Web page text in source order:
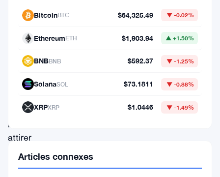
tokenisés,
actions
américaines,
conçus
spécifiquement
attirer
investisseurs
BitcoinBTC $64,325.49 ▼ -0.02%
EthereumETH $1,903.94 ▲ +1.50%
BNBBNB $592.37 ▼ -1.25%
SolanaSOL $73.1811 ▼ -0.88%
XRPXRP $1.0446 ▼ -1.49%
Articles connexes